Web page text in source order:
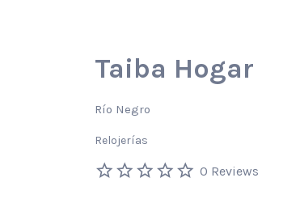
Taiba Hogar
Río Negro
Relojerías
0 Reviews